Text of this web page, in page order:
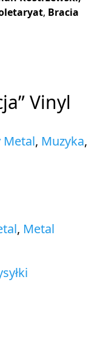
, Bracia
Vinyl
Metal, Muzyka,
, Metal